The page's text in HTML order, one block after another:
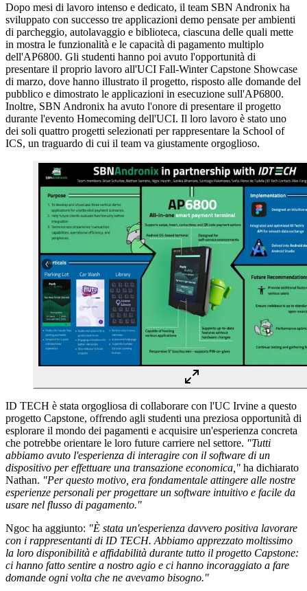
Dopo mesi di lavoro intenso e dedicato, il team SBN Andronix ha
sviluppato con successo tre applicazioni demo pensate per ambienti
di parcheggio, autolavaggio e biblioteca, ciascuna delle quali mette
in mostra le funzionalità e le capacità di pagamento multiplo
dell'AP6800. Gli studenti hanno poi avuto l'opportunità di
presentare il proprio lavoro all'UCI Fall-Winter Capstone Showcase
di marzo, dove hanno illustrato il progetto, risposto alle domande del
pubblico e dimostrato le applicazioni in esecuzione sull'AP6800.
Inoltre, SBN Andronix ha avuto l'onore di presentare il progetto
durante l'evento Homecoming dell'UCI. Il loro lavoro è stato uno
dei soli quattro progetti selezionati per rappresentare la School of
ICS, un traguardo di cui il team va giustamente orgoglioso.
ID TECH è stata orgogliosa di collaborare con l'UC Irvine a questo
progetto Capstone, offrendo agli studenti una preziosa opportunità di
esplorare il mondo dei pagamenti e acquisire un'esperienza concreta
che potrebbe orientare le loro future carriere nel settore. "Tutti
abbiamo avuto l'esperienza di interagire con il software di un
dispositivo per effettuare una transazione economica," ha dichiarato
Nathan. "Per questo motivo, era fondamentale attingere alle nostre
esperienze personali per progettare un software intuitivo e facile da
usare nel flusso di pagamento."
Ngoc ha aggiunto: "È stata un'esperienza davvero positiva lavorare
con i rappresentanti di ID TECH. Abbiamo apprezzato moltissimo
la loro disponibilità e affidabilità durante tutto il progetto Capstone:
ci hanno fatto sentire a nostro agio e ci hanno incoraggiato a fare
domande ogni volta che ne avevamo bisogno."